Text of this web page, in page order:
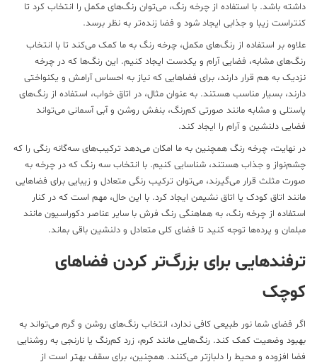
باشد. با استفاده از چرخه رنگ، می‌توان رنگ‌های مکمل را انتخاب کرد تا
زیبا و جذابی ایجاد شود و فضا زنده‌تر به نظر برسد.
بر استفاده از رنگ‌های مکمل، چرخه رنگ به ما کمک می‌کند تا با انتخاب
مشابه، فضایی آرام و یکدست ایجاد کنیم. این رنگ‌ها که در چرخه
به هم قرار دارند، برای فضاهایی که نیاز به احساس آرامش و یکنواختی
بسیار مناسب هستند. به عنوان مثال، در اتاق خواب، استفاده از رنگ‌های
و مشابه مانند صورتی کم‌رنگ، بنفش روشن و آبی آسمانی می‌تواند
دلنشین و آرام را ایجاد کند.
نهایت، چرخه رنگ همچنین به ما امکان می‌دهد ترکیب‌های سه‌گانه رنگی را که
و جذاب هستند، شناسایی کنیم. با انتخاب سه رنگ که در چرخه به
مثلث قرار می‌گیرند، می‌توان ترکیب رنگی متعادل و زیبایی برای فضاهایی
اتاق کودک یا اتاق نشیمن ایجاد کرد. با این حال، مهم است که در کنار
از چرخه رنگ، به هماهنگی رنگ فرش با سایر عناصر دکوراسیون مانند
و پرده‌ها توجه کنید تا فضای کلی متعادل و دلنشین باقی بماند.
برای بزرگ‌تر کردن فضاهای
فضای شما نور طبیعی کافی ندارد، انتخاب رنگ‌های روشن و گرم می‌تواند به
وضعیت کمک کند. رنگ‌هایی مانند کرم، زرد کم‌رنگ یا نارنجی به روشنایی
افزوده و محیط را دلبازتر می‌کنند. همچنین، برای سقف بهتر است از